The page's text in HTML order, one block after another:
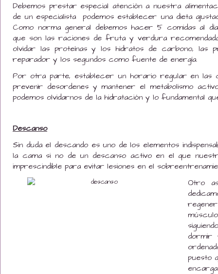
Debemos prestar especial atención a nuestra
de un especialista podemos establecer una dieta
Como norma general debemos hacer 5 comidas al
que son las raciones de fruta y verdura
olvidar las proteínas y los hidratos de carbono, las
reparador y los segundos como fuente de energía.
Por otra parte, establecer un horario regular en las
prevenir desordenes y mantener el metabolismo
podemos olvidarnos de la hidratación y lo fundamental
Descanso
Sin duda el descando es uno de los elementos
la cama si no de un descanso activo en el que
imprescindible para evitar lesiones en el
Otro
dormir
puesto